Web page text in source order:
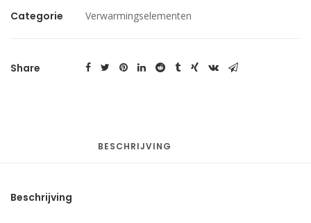
Categorie Verwarmingselementen
Share
BESCHRIJVING
Beschrijving